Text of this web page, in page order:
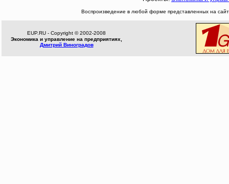
Воспроизведение в любой форме представленных на
EUP.RU - Copyright © 2002-2008
Экономика и управление на предприятиях,
Дмитрий Виноградов